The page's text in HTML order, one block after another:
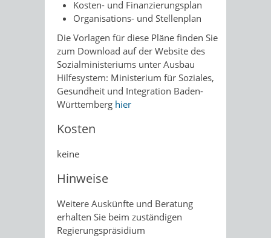
Kosten- und Finanzierungsplan
Organisations- und Stellenplan
Die Vorlagen für diese Pläne finden Sie
zum Download auf der Website des
Sozialministeriums unter Ausbau
Hilfesystem: Ministerium für Soziales,
Gesundheit und Integration Baden-
Württemberg hier
Kosten
keine
Hinweise
Weitere Auskünfte und Beratung
erhalten Sie beim zuständigen
Regierungspräsidium